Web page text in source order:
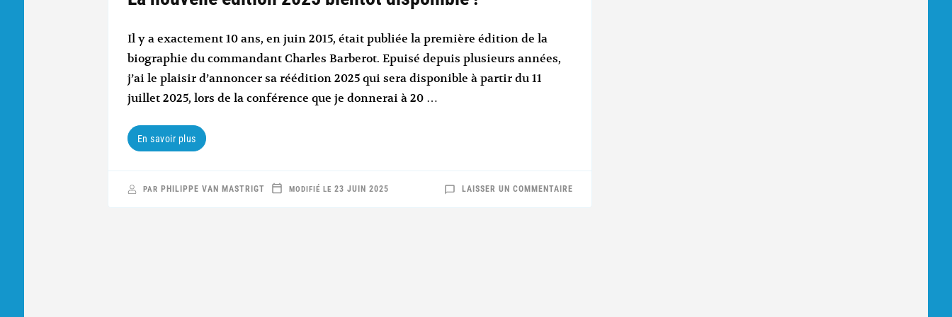
Il y a exactement 10 ans, en juin 2015, était publiée la première édition de la
biographie du commandant Charles Barberot. Epuisé depuis plusieurs années,
j’ai le plaisir d’annoncer sa réédition 2025 qui sera disponible à partir du 11
juillet 2025, lors de la conférence que je donnerai à 20 …
En savoir plus
PAR PHILIPPE VAN MASTRIGT LAISSER UN COMMENTAIRESUR
MODIFIÉ LE 23 JUIN 2025